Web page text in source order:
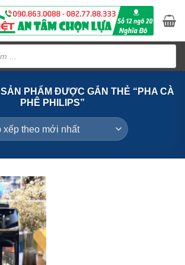
SẢN PHẨM ĐƯỢC GẮN THẺ “PHA CÀ
PHÊ PHILIPS”